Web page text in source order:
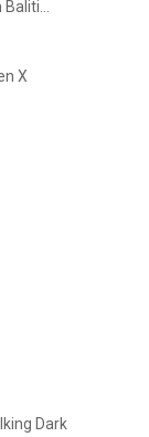
X
Dark